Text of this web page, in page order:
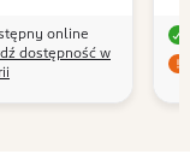
online
dostępność w